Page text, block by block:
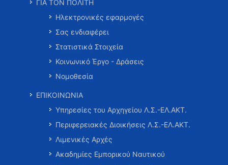
ΓΙΑ ΤΟΝ ΠΟΛΙΤΗ
Ηλεκτρονικές εφαρμογές
Σας ενδιαφέρει
Στατιστικά Στοιχεία
Κοινωνικό Έργο - Δράσεις
Νομοθεσία
ΕΠΙΚΟΙΝΩΝΙΑ
Υπηρεσίες του Αρχηγείου Λ.Σ.-ΕΛ.ΑΚΤ.
Περιφερειακές Διοικήσεις Λ.Σ.-ΕΛ.ΑΚΤ.
Λιμενικές Αρχές
Ακαδημίες Εμπορικού Ναυτικού